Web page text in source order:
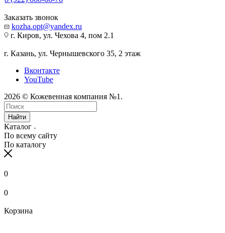
Заказать звонок
kozha.opt@yandex.ru
г. Киров, ул. Чехова 4, пом 2.1
г. Казань, ул. Чернышевского 35, 2 этаж
Вконтакте
YouTube
2026 © Кожевенная компания №1.
Найти
Каталог
По всему сайту
По каталогу
0
0
Корзина